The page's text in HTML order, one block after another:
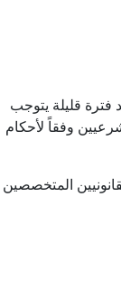
قليلة يتوجب
وفقاً لأحكام
المتخصصين